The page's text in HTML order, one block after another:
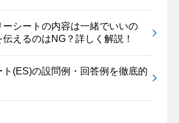
シートの内容は一緒でいいの
えるのはNG？詳しく解説！
ト(ES)の設問例・回答例を徹底的